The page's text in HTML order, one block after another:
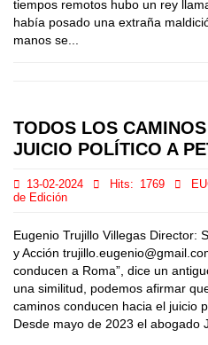
tiempos remotos hubo un rey
había posado una extraña
manos se...
TODOS LOS
JUICIO POLÍTICO A
13-02-2024 Hits: 1769
de Edición
Eugenio Trujillo Villegas Director:
y Acción
conducen a Roma”, dice un
una similitud, podemos afirmar
caminos conducen hacia el juicio
Desde mayo de 2023 el abogado